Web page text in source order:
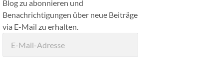
Blog zu abonnieren und
Benachrichtigungen über neue Beiträge
via E-Mail zu erhalten.
Mail-